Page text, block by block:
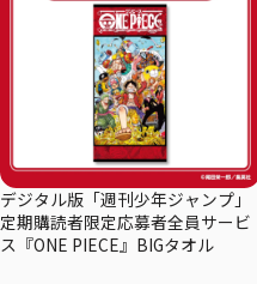
デジタル版「週刊少年ジャンプ」
定期購読者限定応募者全員サービ
ス『ONE PIECE』BIGタオル